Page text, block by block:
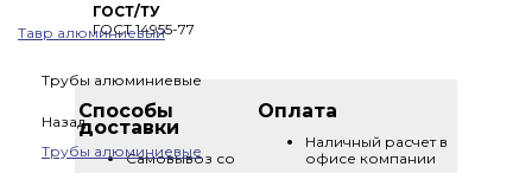
Тавр алюминиевый
Трубы алюминиевые
Назад
Трубы алюминиевые
ГОСТ/ТУ
ГОСТ 14955-77
Способы
доставки
Самовывоз со
Оплата
Наличный расчет в
офисе компании